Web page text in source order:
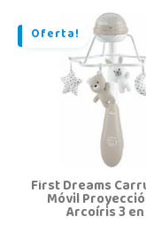
Oferta!
First Dreams
MóvilArcoíris 3 en